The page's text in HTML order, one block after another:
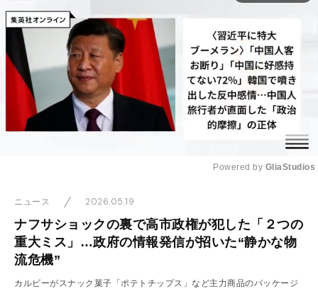
Powered by GliaStudios
ニュース 2026.05.19
ナフサショックの裏で高市政権が犯した「２つの
重大ミス」…政府の情報発信が招いた“静かな物
流危機”
カルビーがスナック菓子「ポテトチップス」など主力商品のパッケージ